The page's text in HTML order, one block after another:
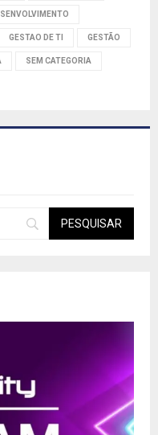
GESTAO DE TI GESTÃO
SEM CATEGORIA